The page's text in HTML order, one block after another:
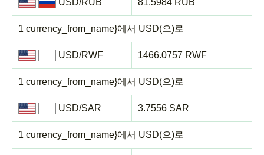
USD/RUB
1 currency_from_name}에서 USD(으)로
81.5984 RUB
USD/RWF
1 currency_from_name}에서 USD(으)로
1466.0757 RWF
USD/SAR
1 currency_from_name}에서 USD(으)로
3.7556 SAR